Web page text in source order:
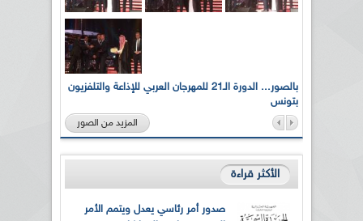
بالصور... الدورة الـ21 للمهرجان العربي للإذاعة والتلفزيون
بتونس
المزيد من الصور
الأكثر قراءة
صدور أمر رئاسي يعدل ويتمم الأمر